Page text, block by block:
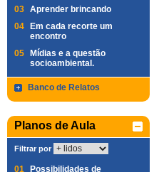
03 Aprender brincando
04
Em cada recorte um
encontro
05
Mídias e a questão
socioambiental.
Banco de Relatos
Planos de Aula
Filtrar por
01
Possibilidades de